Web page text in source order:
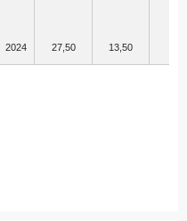
2024 27,50 13,50